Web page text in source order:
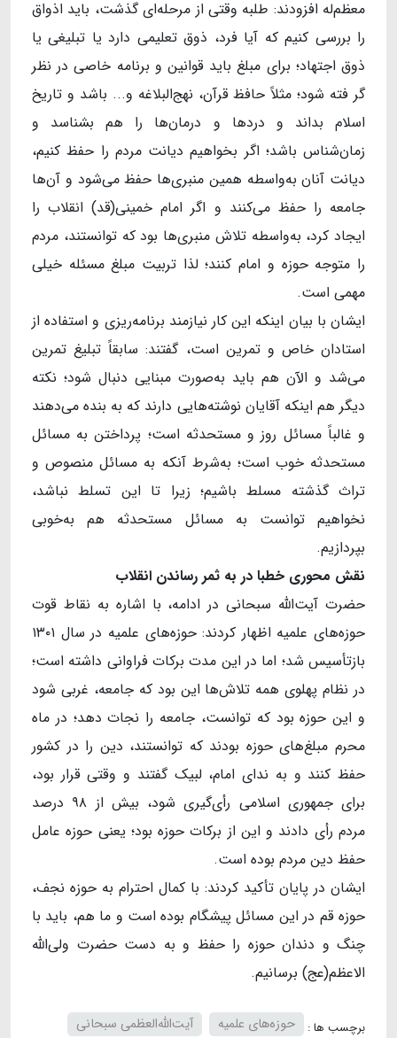
معظم‌له افزودند: طلبه وقتی از مرحله‌ای گذشت، باید اذواق
را بررسی کنیم که آیا فرد، ذوق تعلیمی دارد یا تبلیغی یا
ذوق اجتهاد؛ برای مبلغ باید قوانین و برنامه خاصی در نظر
گر فته شود؛ مثلاً حافظ قرآن، نهج‌البلاغه و... باشد و تاریخ
اسلام بداند و دردها و درمان‌ها را هم بشناسد و
زمان‌شناس باشد؛ اگر بخواهیم دیانت مردم را حفظ کنیم،
دیانت آنان به‌واسطه همین منبری‌ها حفظ می‌شود و آن‌ها
جامعه را حفظ می‌کنند و اگر امام خمینی(قد) انقلاب را
ایجاد کرد، به‌واسطه تلاش منبری‌ها بود که توانستند، مردم
را متوجه حوزه و امام کنند؛ لذا تربیت مبلغ مسئله خیلی
مهمی است.
ایشان با بیان اینکه این کار نیازمند برنامه‌ریزی و استفاده از
استادان خاص و تمرین است، گفتند: سابقاً تبلیغ تمرین
می‌شد و الآن هم باید به‌صورت مبنایی دنبال شود؛ نکته
دیگر هم اینکه آقایان نوشته‌هایی دارند که به بنده می‌دهند
و غالباً مسائل روز و مستحدثه است؛ پرداختن به مسائل
مستحدثه خوب است؛ به‌شرط آنکه به مسائل منصوص و
تراث گذشته مسلط باشیم؛ زیرا تا این تسلط نباشد،
نخواهیم توانست به مسائل مستحدثه هم به‌خوبی
بپردازیم.
نقش محوری خطبا در به ثمر رساندن انقلاب
حضرت آیت‌الله سبحانی در ادامه، با اشاره به نقاط قوت
حوزه‌های علمیه اظهار کردند: حوزه‌های علمیه در سال ۱۳۰۱
بازتأسیس شد؛ اما در این مدت برکات فراوانی داشته است؛
در نظام پهلوی همه تلاش‌ها این بود که جامعه، غربی شود
و این حوزه بود که توانست، جامعه را نجات دهد؛ در ماه
محرم مبلغ‌های حوزه بودند که توانستند، دین را در کشور
حفظ کنند و به ندای امام، لبیک گفتند و وقتی قرار بود،
برای جمهوری اسلامی رأی‌گیری شود، بیش از ۹۸ درصد
مردم رأی دادند و این از برکات حوزه بود؛ یعنی حوزه عامل
حفظ دین مردم بوده است.
ایشان در پایان تأکید کردند: با کمال احترام به حوزه نجف،
حوزه قم در این مسائل پیشگام بوده است و ما هم، باید با
چنگ و دندان حوزه را حفظ و به دست حضرت ولی‌الله
الاعظم(عج) برسانیم. ‌‎
برچسب ها : حوزه‌های علمیه
آیت‌الله‌العظمی سبحانی